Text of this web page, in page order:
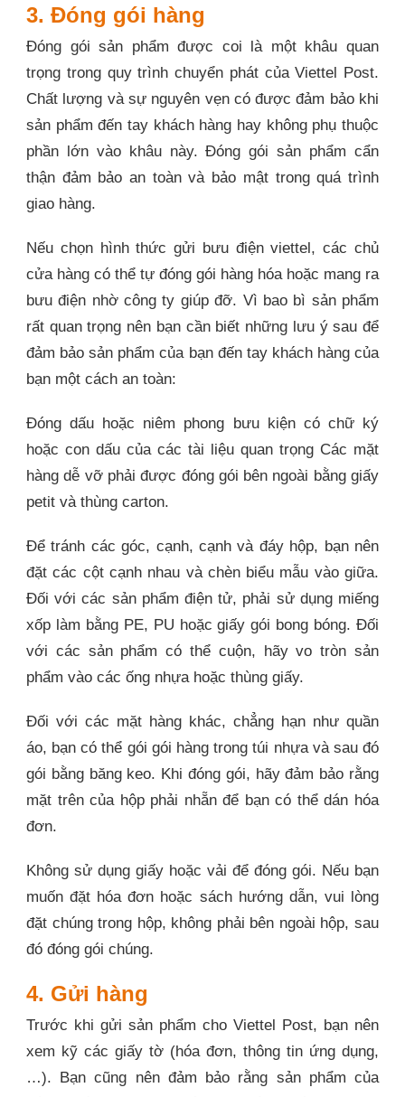
3. Đóng gói hàng
Đóng gói sản phẩm được coi là một khâu quan
trọng trong quy trình chuyển phát của Viettel Post.
Chất lượng và sự nguyên vẹn có được đảm bảo khi
sản phẩm đến tay khách hàng hay không phụ thuộc
phần lớn vào khâu này. Đóng gói sản phẩm cẩn
thận đảm bảo an toàn và bảo mật trong quá trình
giao hàng.
Nếu chọn hình thức gửi bưu điện viettel, các chủ
cửa hàng có thể tự đóng gói hàng hóa hoặc mang ra
bưu điện nhờ công ty giúp đỡ. Vì bao bì sản phẩm
rất quan trọng nên bạn cần biết những lưu ý sau để
đảm bảo sản phẩm của bạn đến tay khách hàng của
bạn một cách an toàn:
Đóng dấu hoặc niêm phong bưu kiện có chữ ký
hoặc con dấu của các tài liệu quan trọng Các mặt
hàng dễ vỡ phải được đóng gói bên ngoài bằng giấy
petit và thùng carton.
Để tránh các góc, cạnh, cạnh và đáy hộp, bạn nên
đặt các cột cạnh nhau và chèn biểu mẫu vào giữa.
Đối với các sản phẩm điện tử, phải sử dụng miếng
xốp làm bằng PE, PU hoặc giấy gói bong bóng. Đối
với các sản phẩm có thể cuộn, hãy vo tròn sản
phẩm vào các ống nhựa hoặc thùng giấy.
Đối với các mặt hàng khác, chẳng hạn như quần
áo, bạn có thể gói gói hàng trong túi nhựa và sau đó
gói bằng băng keo. Khi đóng gói, hãy đảm bảo rằng
mặt trên của hộp phải nhẵn để bạn có thể dán hóa
đơn.
Không sử dụng giấy hoặc vải để đóng gói. Nếu bạn
muốn đặt hóa đơn hoặc sách hướng dẫn, vui lòng
đặt chúng trong hộp, không phải bên ngoài hộp, sau
đó đóng gói chúng.
4. Gửi hàng
Trước khi gửi sản phẩm cho Viettel Post, bạn nên
xem kỹ các giấy tờ (hóa đơn, thông tin ứng dụng,
…). Bạn cũng nên đảm bảo rằng sản phẩm của